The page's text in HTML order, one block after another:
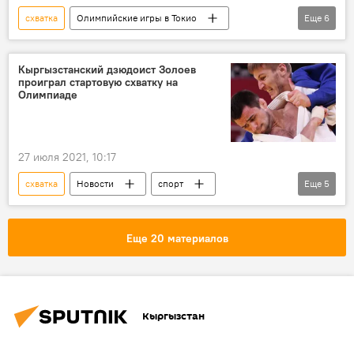
схватка
Олимпийские игры в Токио
Новости
спорт
В мире
Мээрим Жуманазарова
бронза
соперники
Еще 6
Кыргызстанский дзюдоист Золоев
проиграл стартовую схватку на
Олимпиаде
27 июля 2021, 10:17
схватка Новости
спорт
Кыргызстан
Владимир Золоев
Олимпийские игры в Токио
Еще 5
Еще 20 материалов
Кыргызстан